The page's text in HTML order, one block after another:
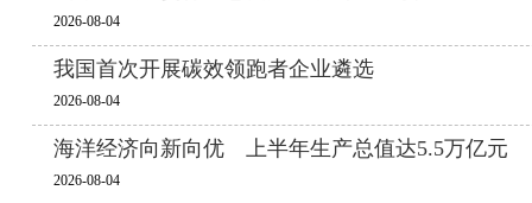
2026-08-04
我国首次开展碳效领跑者企业遴选
2026-08-04
海洋经济向新向优 上半年生产总值达5.5万亿元
2026-08-04